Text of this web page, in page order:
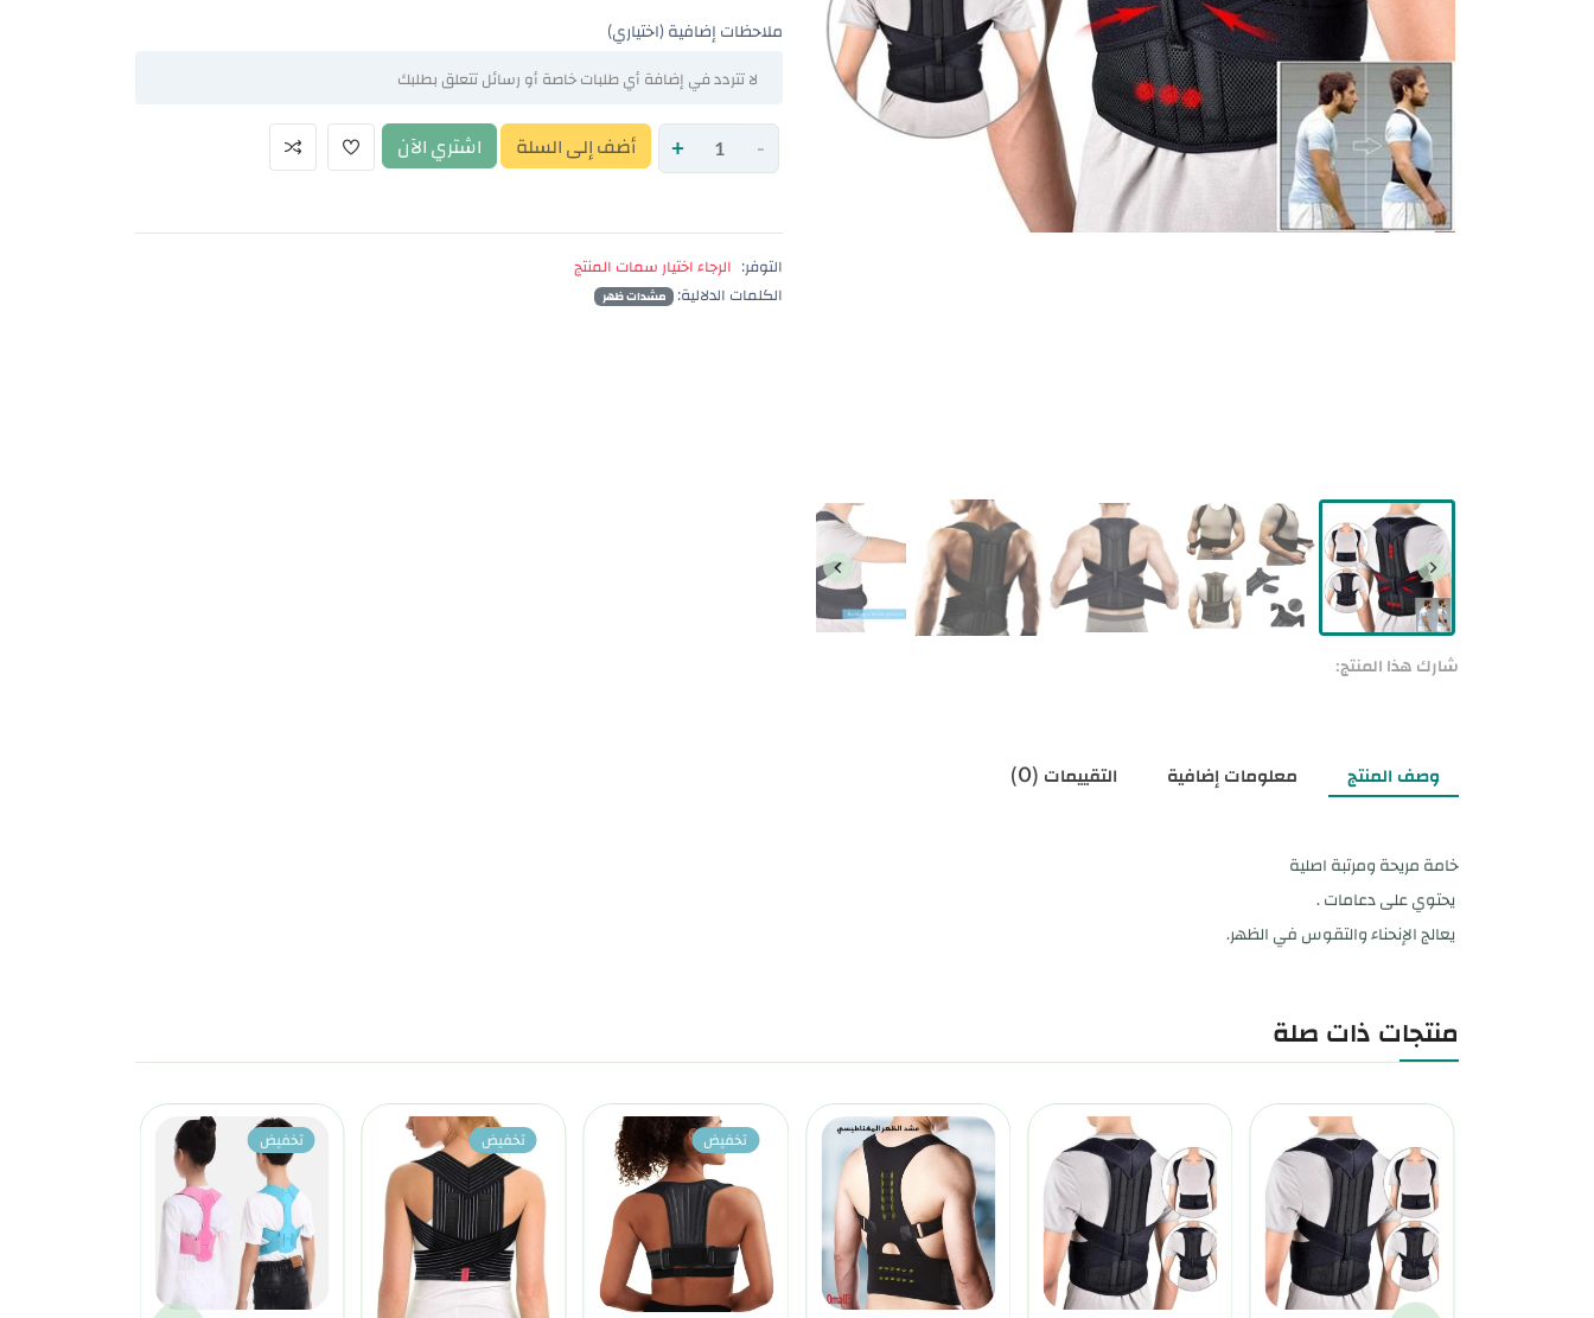
شارك هذا المنتج:
ملاحظات إضافية (اختياري)
-
+ أضف إلى السلة اشتري الآن
التوفر:
الرجاء اختيار سمات المنتج
الكلمات الدلالية:
مشدات ظهر
وصف المنتج معلومات إضافية التقييمات (0)
خامة مريحة ومرتبة اصلية
يحتوي على دعامات .
يعالج الإنحناء والتقوس في الظهر.
منتجات ذات صلة
تخفيض تخفيض تخفيض